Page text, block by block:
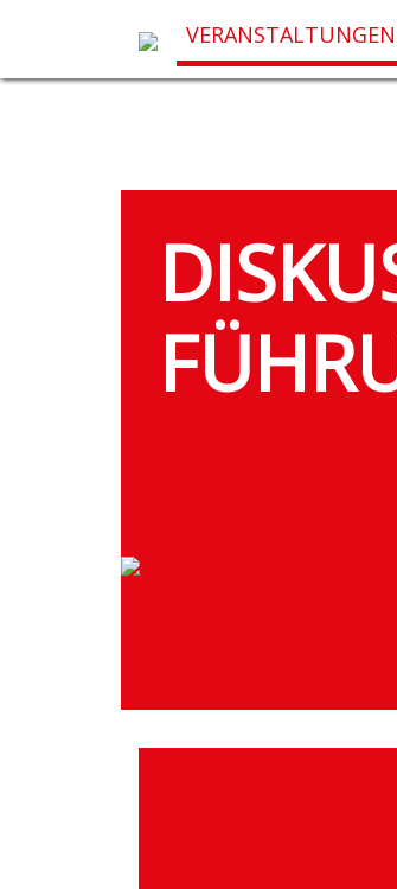
VERANSTALTUNGEN